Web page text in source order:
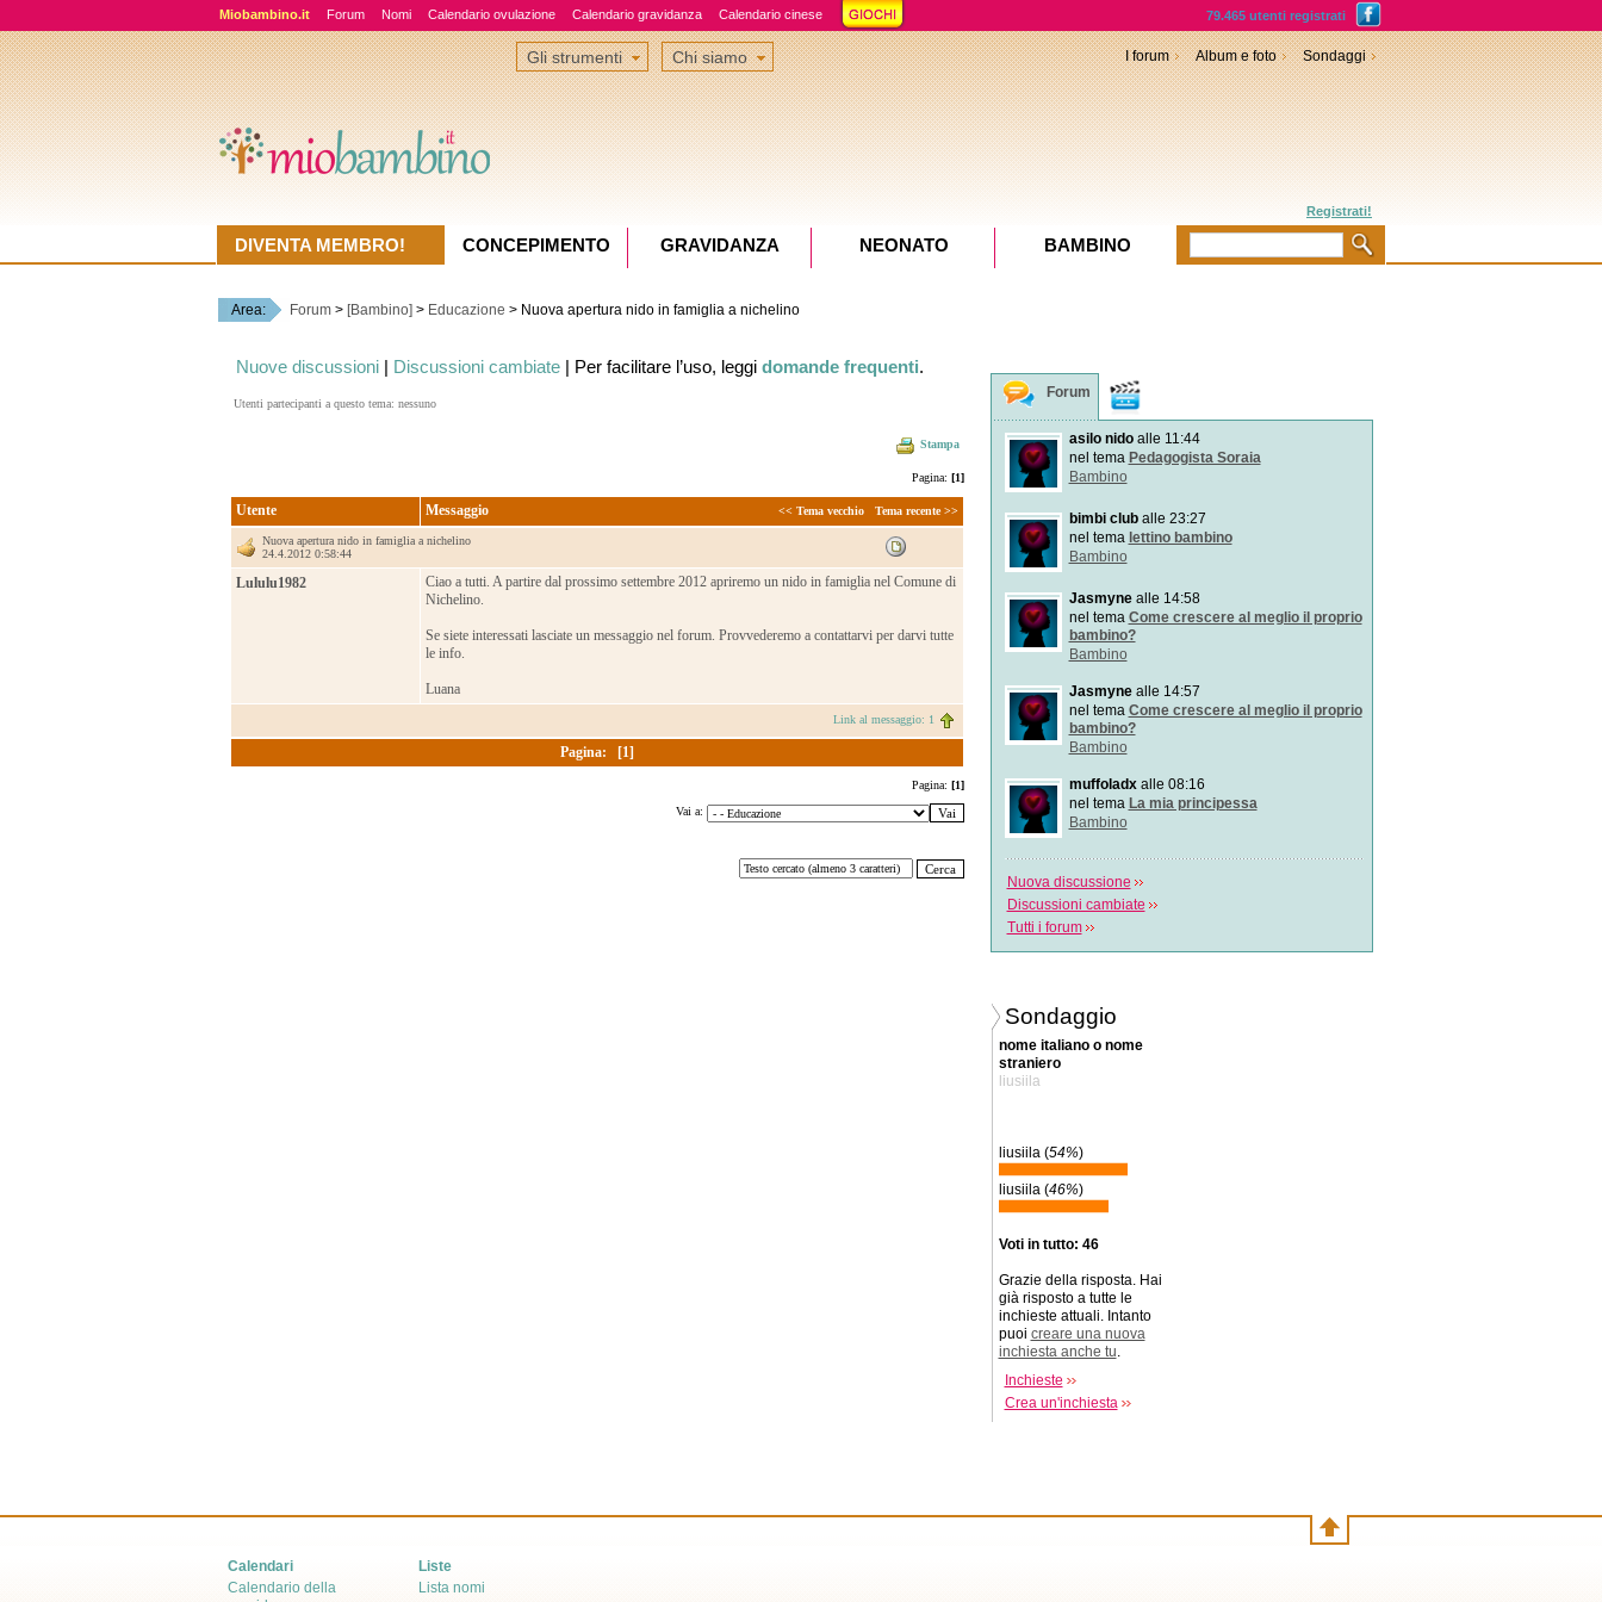
Miobambino.it Forum Nomi Calendario ovulazione Calendario gravidanza Calendario cinese 79.465 utenti registrati
Area: Forum> [Bambino] > Educazione > Nuova apertura nido in famiglia a nichelino
Nuove discussioni| Discussioni cambiate| Per facilitare l’uso, leggi domande frequenti.
Utenti partecipanti a questo tema: nessuno
Stampa
Pagina: [1]
Utente Messaggio << Tema vecchio Tema recente >>
Nuova apertura nido in famiglia a nichelino
24.4.2012 0:58:44
Lululu1982
Ciao a tutti. A partire dal prossimo settembre 2012 apriremo un nido in famiglia nel Comune di
Nichelino.
Se siete interessati lasciate un messaggio nel forum. Provvederemo a contattarvi per darvi tutte
le info.
Luana
Link al messaggio: 1
Pagina: [1]
Pagina: [1]
Vai a:
Forum
asilo nidoalle 11:44
nel tema Pedagogista Soraia
Bambino
bimbi cluballe 23:27
nel tema lettino bambino
Bambino
Jasmynealle 14:58
nel tema Come crescere al meglio il proprio
bambino?
Bambino
Jasmynealle 14:57
nel tema Come crescere al meglio il proprio
bambino?
Bambino
muffoladxalle 08:16
nel tema La mia principessa
Bambino
Nuova discussione
Discussioni cambiate
Tutti i forum
Sondaggio
nome italiano o nome
straniero
liusiila
liusiila (54%)
liusiila (46%)
Voti in tutto: 46
Grazie della risposta. Hai
già risposto a tutte le
inchieste attuali. Intanto
puoi creare una nuova
inchiesta anche tu.
Inchieste
Crea un'inchiesta
I forum Album e foto Sondaggi
Gli strumenti Chi siamo
Registrati!
DIVENTA MEMBRO! CONCEPIMENTO GRAVIDANZA NEONATO BAMBINO
Calendari
Calendario della
Liste
Lista nomi